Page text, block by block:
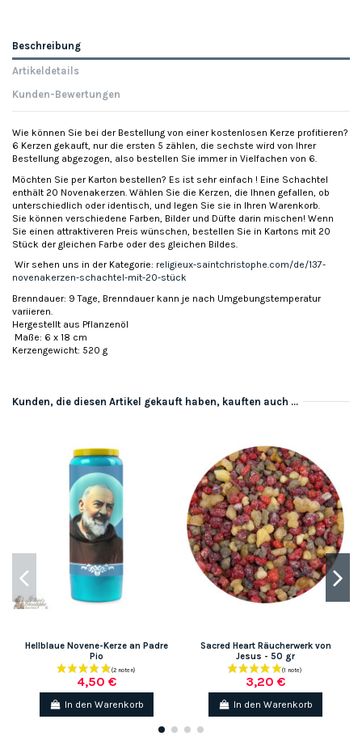
Beschreibung
Artikeldetails
Kunden-Bewertungen
Wie können Sie bei der Bestellung von einer kostenlosen Kerze profitieren?
6 Kerzen gekauft, nur die ersten 5 zählen, die sechste wird von Ihrer
Bestellung abgezogen, also bestellen Sie immer in Vielfachen von 6.
Möchten Sie per Karton bestellen? Es ist sehr einfach ! Eine Schachtel
enthält 20 Novenakerzen. Wählen Sie die Kerzen, die Ihnen gefallen, ob
unterschiedlich oder identisch, und legen Sie sie in Ihren Warenkorb.
Sie können verschiedene Farben, Bilder und Düfte darin mischen! Wenn
Sie einen attraktiveren Preis wünschen, bestellen Sie in Kartons mit 20
Stück der gleichen Farbe oder des gleichen Bildes.
Wir sehen uns in der Kategorie: religieux-saintchristophe.com/de/137-
novenakerzen-schachtel-mit-20-stück
Brenndauer: 9 Tage, Brenndauer kann je nach Umgebungstemperatur
variieren.
Hergestellt aus Pflanzenöl
Maße: 6 x 18 cm
Kerzengewicht: 520 g
Kunden, die diesen Artikel gekauft haben, kauften auch ...
Hellblaue Novene-Kerze an Padre
Pio
4,50 €
In den Warenkorb
Sacred Heart Räucherwerk von
Jesus - 50 gr
3,20 €
In den Warenkorb